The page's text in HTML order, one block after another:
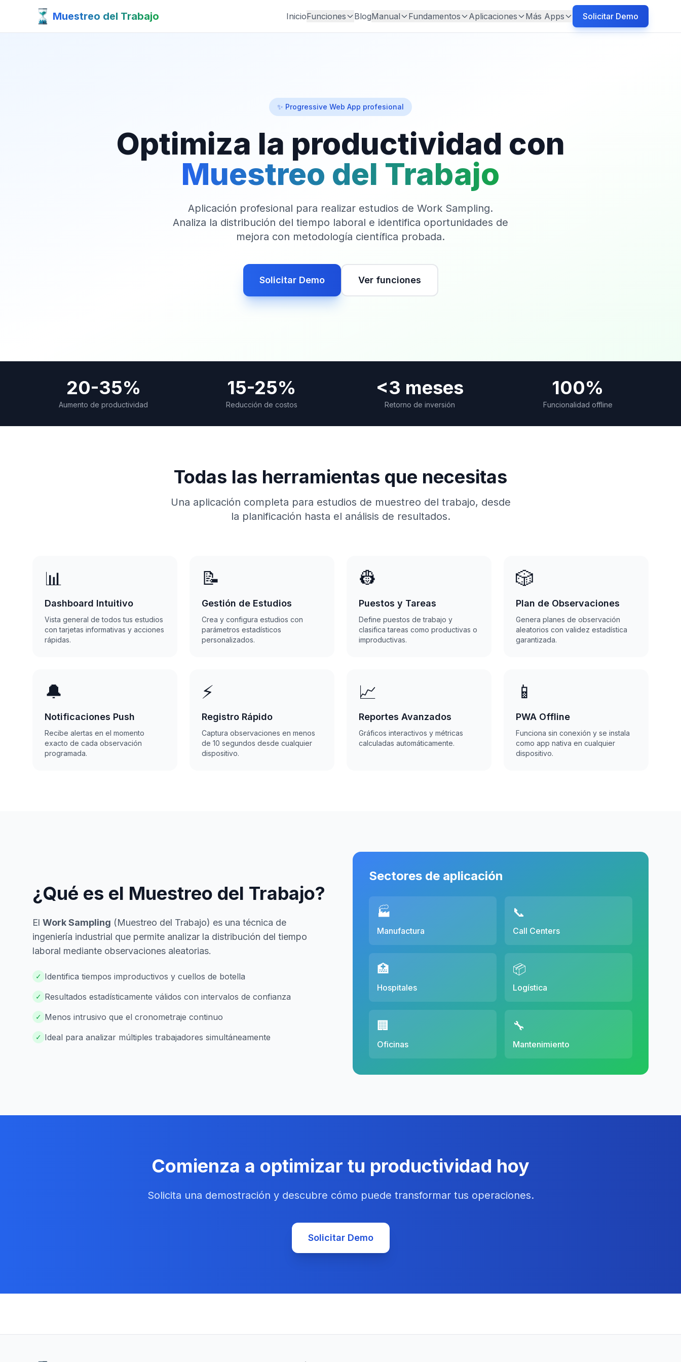
Muestreo del Trabajo InicioFunciones BlogManual Fundamentos Aplicaciones Más Apps Solicitar Demo
✨ Progressive Web App profesional
Optimiza la productividad con
Muestreo del Trabajo
Aplicación profesional para realizar estudios de Work Sampling.
Analiza la distribución del tiempo laboral e identifica oportunidades de
mejora con metodología científica probada.
Solicitar Demo Ver funciones
20-35%
Aumento de productividad
15-25%
Reducción de costos
<3 meses
Retorno de inversión
100%
Funcionalidad offline
Todas las herramientas que necesitas
Una aplicación completa para estudios de muestreo del trabajo, desde
la planificación hasta el análisis de resultados.
📊
Dashboard Intuitivo
Vista general de todos tus estudios
con tarjetas informativas y acciones
rápidas.
📝
Gestión de Estudios
Crea y configura estudios con
parámetros estadísticos
personalizados.
👷
Puestos y Tareas
Define puestos de trabajo y
clasifica tareas como productivas o
improductivas.
🎲
Plan de Observaciones
Genera planes de observación
aleatorios con validez estadística
garantizada.
🔔
Notificaciones Push
Recibe alertas en el momento
exacto de cada observación
programada.
⚡
Registro Rápido
Captura observaciones en menos
de 10 segundos desde cualquier
dispositivo.
📈
Reportes Avanzados
Gráficos interactivos y métricas
calculadas automáticamente.
📱
PWA Offline
Funciona sin conexión y se instala
como app nativa en cualquier
dispositivo.
¿Qué es el Muestreo del Trabajo?
El Work Sampling (Muestreo del Trabajo) es una técnica de
ingeniería industrial que permite analizar la distribución del tiempo
laboral mediante observaciones aleatorias.
✓ Identifica tiempos improductivos y cuellos de botella
✓ Resultados estadísticamente válidos con intervalos de confianza
✓ Menos intrusivo que el cronometraje continuo
✓ Ideal para analizar múltiples trabajadores simultáneamente
Sectores de aplicación
🏭
Manufactura
📞
Call Centers
🏥
Hospitales
📦
Logística
🏢
Oficinas
🔧
Mantenimiento
Comienza a optimizar tu productividad hoy
Solicita una demostración y descubre cómo puede transformar tus operaciones.
Solicitar Demo